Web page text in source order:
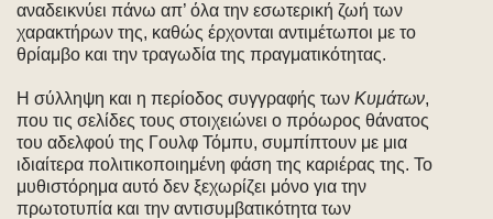
αναδεικνύει πάνω απ’ όλα την εσωτερική ζωή των
χαρακτήρων της, καθώς έρχονται αντιμέτωποι με το
θρίαμβο και την τραγωδία της πραγματικότητας.
Η σύλληψη και η περίοδος συγγραφής των Κυμάτων,
που τις σελίδες τους στοιχειώνει ο πρόωρος θάνατος
του αδελφού της Γουλφ Τόμπυ, συμπίπτουν με μια
ιδιαίτερα πολιτικοποιημένη φάση της καριέρας της. Το
μυθιστόρημα αυτό δεν ξεχωρίζει μόνο για την
πρωτοτυπία και την αντισυμβατικότητα των